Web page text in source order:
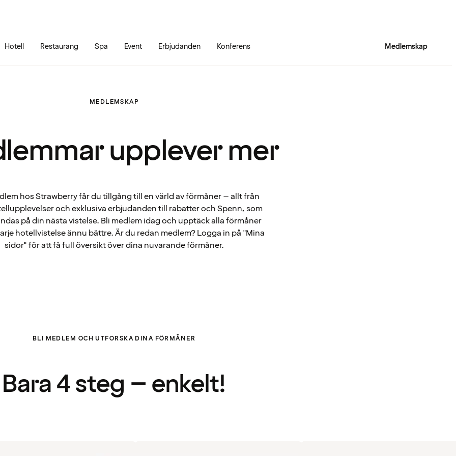
Hotell Restaurang Spa Event Erbjudanden Konferens Medlemskap
MEDLEMSKAP
upplever mer
hos Strawberry får du tillgång till en värld av förmåner – allt från
och exklusiva erbjudanden till rabatter och Spenn, som
på din nästa vistelse. Bli medlem idag och upptäck alla förmåner
hotellvistelse ännu bättre. Är du redan medlem? Logga in på "Mina
sidor" för att få full översikt över dina nuvarande förmåner.
BLI MEDLEM OCH UTFORSKA DINA FÖRMÅNER
Bara 4 steg – enkelt!